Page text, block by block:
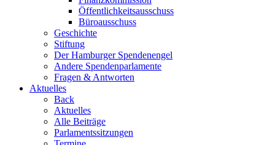
Öffentlichkeitsausschuss
Büroausschuss
Geschichte
Stiftung
Der Hamburger Spendenengel
Andere Spendenparlamente
Fragen & Antworten
Aktuelles
Back
Aktuelles
Alle Beiträge
Parlamentssitzungen